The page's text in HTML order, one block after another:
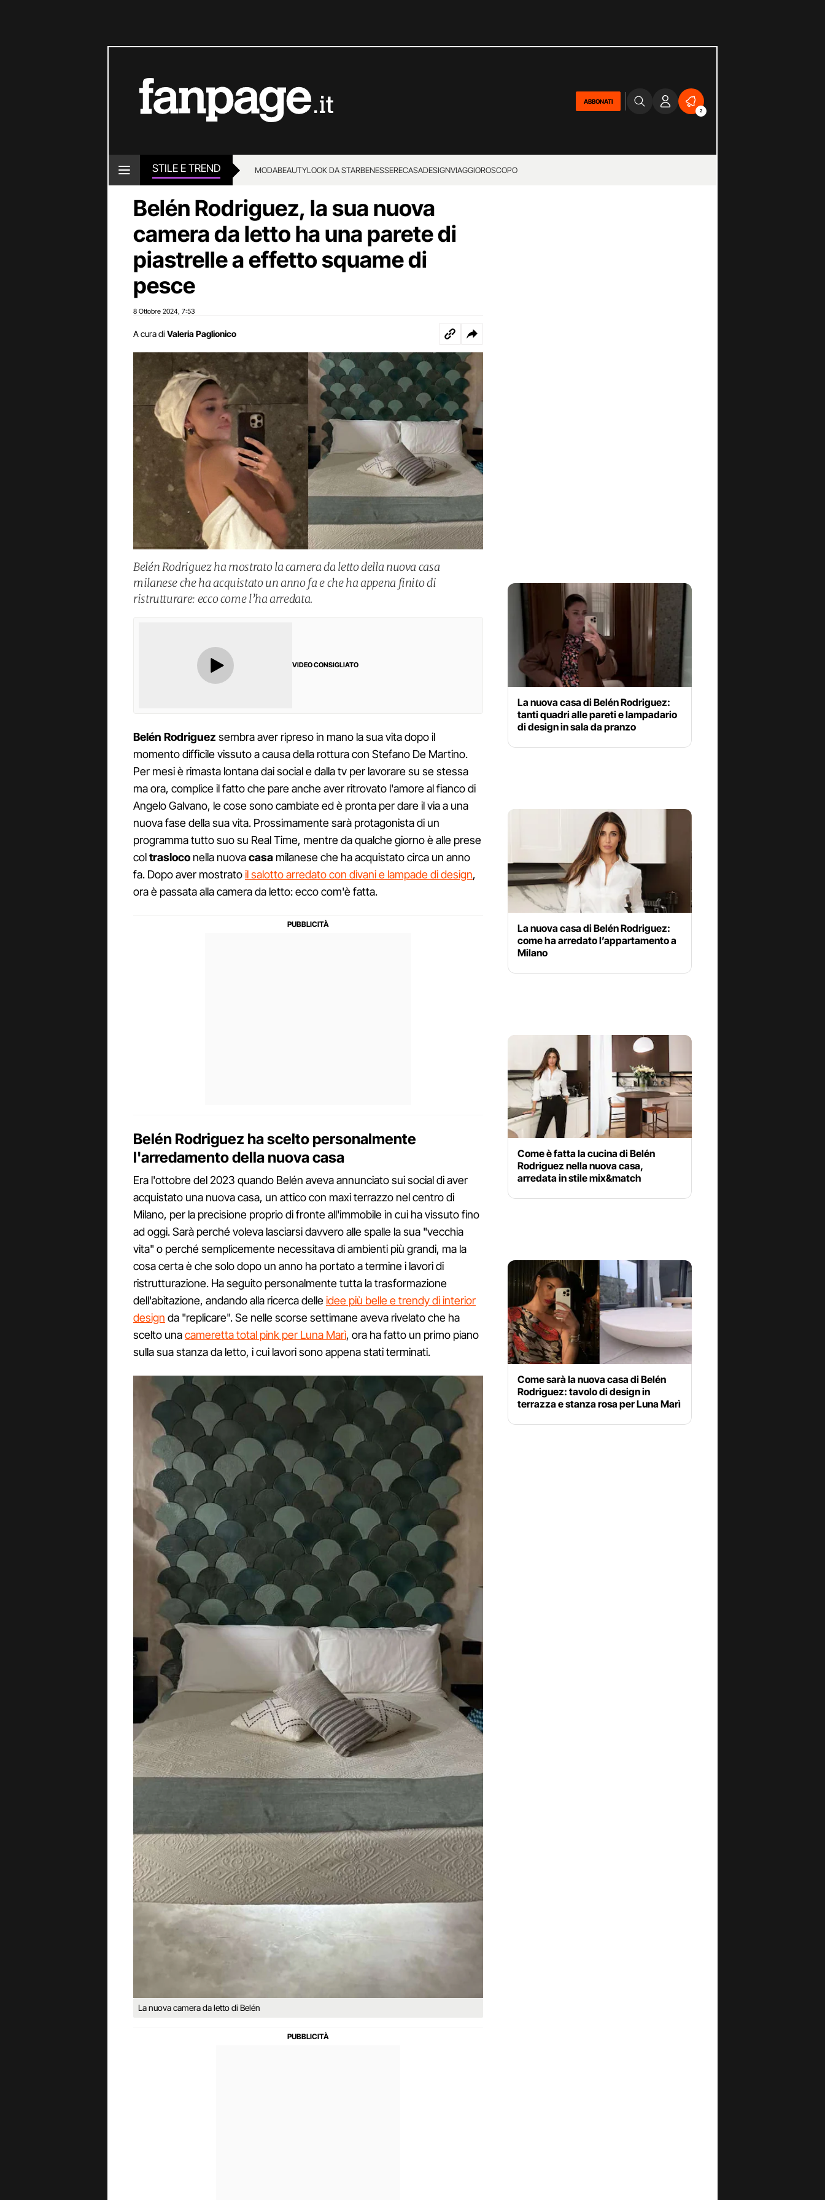
ABBONATI
2
STILE E TREND MODABEAUTYLOOK DA STARBENESSERECASADESIGNVIAGGIOROSCOPO
Belén Rodriguez, la sua nuova
camera da letto ha una parete di
piastrelle a effetto squame di
pesce
8 Ottobre 2024 7:53
A cura di Valeria Paglionico
Belén Rodriguez ha mostrato la camera da letto della nuova casa
milanese che ha acquistato un anno fa e che ha appena finito di
ristrutturare: ecco come l’ha arredata.
VIDEO CONSIGLIATO
Belén Rodriguez sembra aver ripreso in mano la sua vita dopo il
momento difficile vissuto a causa della rottura con Stefano De Martino.
Per mesi è rimasta lontana dai social e dalla tv per lavorare su se stessa
ma ora, complice il fatto che pare anche aver ritrovato l'amore al fianco di
Angelo Galvano, le cose sono cambiate ed è pronta per dare il via a una
nuova fase della sua vita. Prossimamente sarà protagonista di un
programma tutto suo su Real Time, mentre da qualche giorno è alle prese
coltrasloco nella nuovacasa milanese che ha acquistato circa un anno
fa. Dopo aver mostratoil salotto arredato con divani e lampade di design,
ora è passata alla camera da letto: ecco com'è fatta.
Belén Rodriguez ha scelto personalmente
l'arredamento della nuova casa
Era l'ottobre del 2023 quando Belén aveva annunciato sui social di aver
acquistato una nuova casa, un attico con maxi terrazzo nel centro di
Milano, per la precisione proprio di fronte all'immobile in cui ha vissuto fino
ad oggi. Sarà perché voleva lasciarsi davvero alle spalle la sua "vecchia
vita" o perché semplicemente necessitava di ambienti più grandi, ma la
cosa certa è che solo dopo un anno ha portato a termine i lavori di
ristrutturazione. Ha seguito personalmente tutta la trasformazione
dell'abitazione, andando alla ricerca delleidee più belle e trendy di interior
design da "replicare". Se nelle scorse settimane aveva rivelato che ha
scelto unacameretta total pink per Luna Marì, ora ha fatto un primo piano
sulla sua stanza da letto, i cui lavori sono appena stati terminati.
La nuova camera da letto di Belén
La nuova casa di Belén Rodriguez:
tanti quadri alle pareti e lampadario
di design in sala da pranzo
La nuova casa di Belén Rodriguez:
come ha arredato l’appartamento a
Milano
Come è fatta la cucina di Belén
Rodriguez nella nuova casa,
arredata in stile mix&match
Come sarà la nuova casa di Belén
Rodriguez: tavolo di design in
terrazza e stanza rosa per Luna Marì